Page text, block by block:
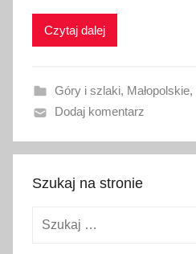
i
a
n
7
l
Czytaj dalej
Góry i szlaki, Małopolskie,
Dodaj komentarz
Szukaj na stronie
Szukaj: